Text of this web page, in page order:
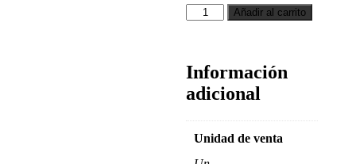
Añadir al carrito
Información
adicional
Unidad de venta